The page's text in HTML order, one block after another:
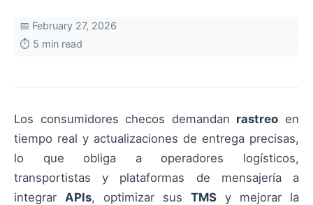
📅 February 27, 2026
⏱️ 5 min read
Los consumidores checos demandan rastreo en
tiempo real y actualizaciones de entrega precisas,
lo que obliga a operadores logísticos,
transportistas y plataformas de mensajería a
integrar APIs, optimizar sus TMS y mejorar la